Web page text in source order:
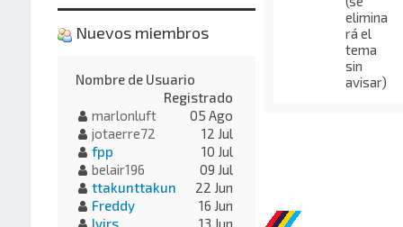
elimina
rá el
tema
sin
avisar)
Nuevos miembros
Nombre de Usuario
Registrado
marlonluft
05 Ago
jotaerre72
12 Jul
fpp
10 Jul
belair196
09 Jul
ttakunttakun
22 Jun
Freddy
16 Jun
Ivirs
13 Jun